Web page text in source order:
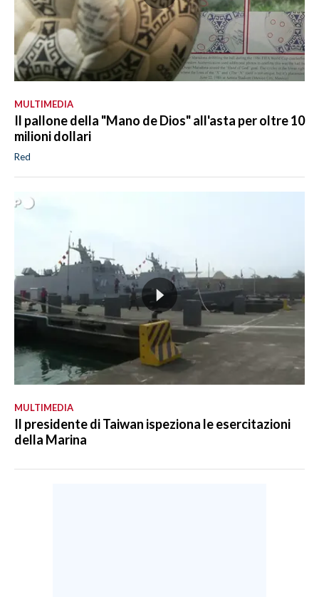
MULTIMEDIA
Il pallone della "Mano de Dios" all'asta per oltre 10
milioni dollari
Red
MULTIMEDIA
Il presidente di Taiwan ispeziona le esercitazioni
della Marina